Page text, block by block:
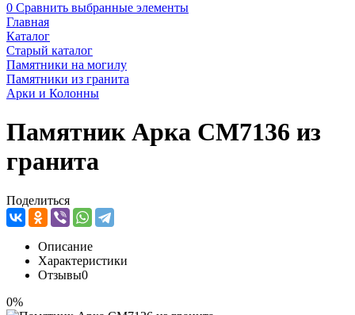
0 Сравнить выбранные элементы
Главная
Каталог
Старый каталог
Памятники на могилу
Памятники из гранита
Арки и Колонны
Памятник Арка CM7136 из
гранита
Поделиться
Описание
Характеристики
Отзывы0
0%